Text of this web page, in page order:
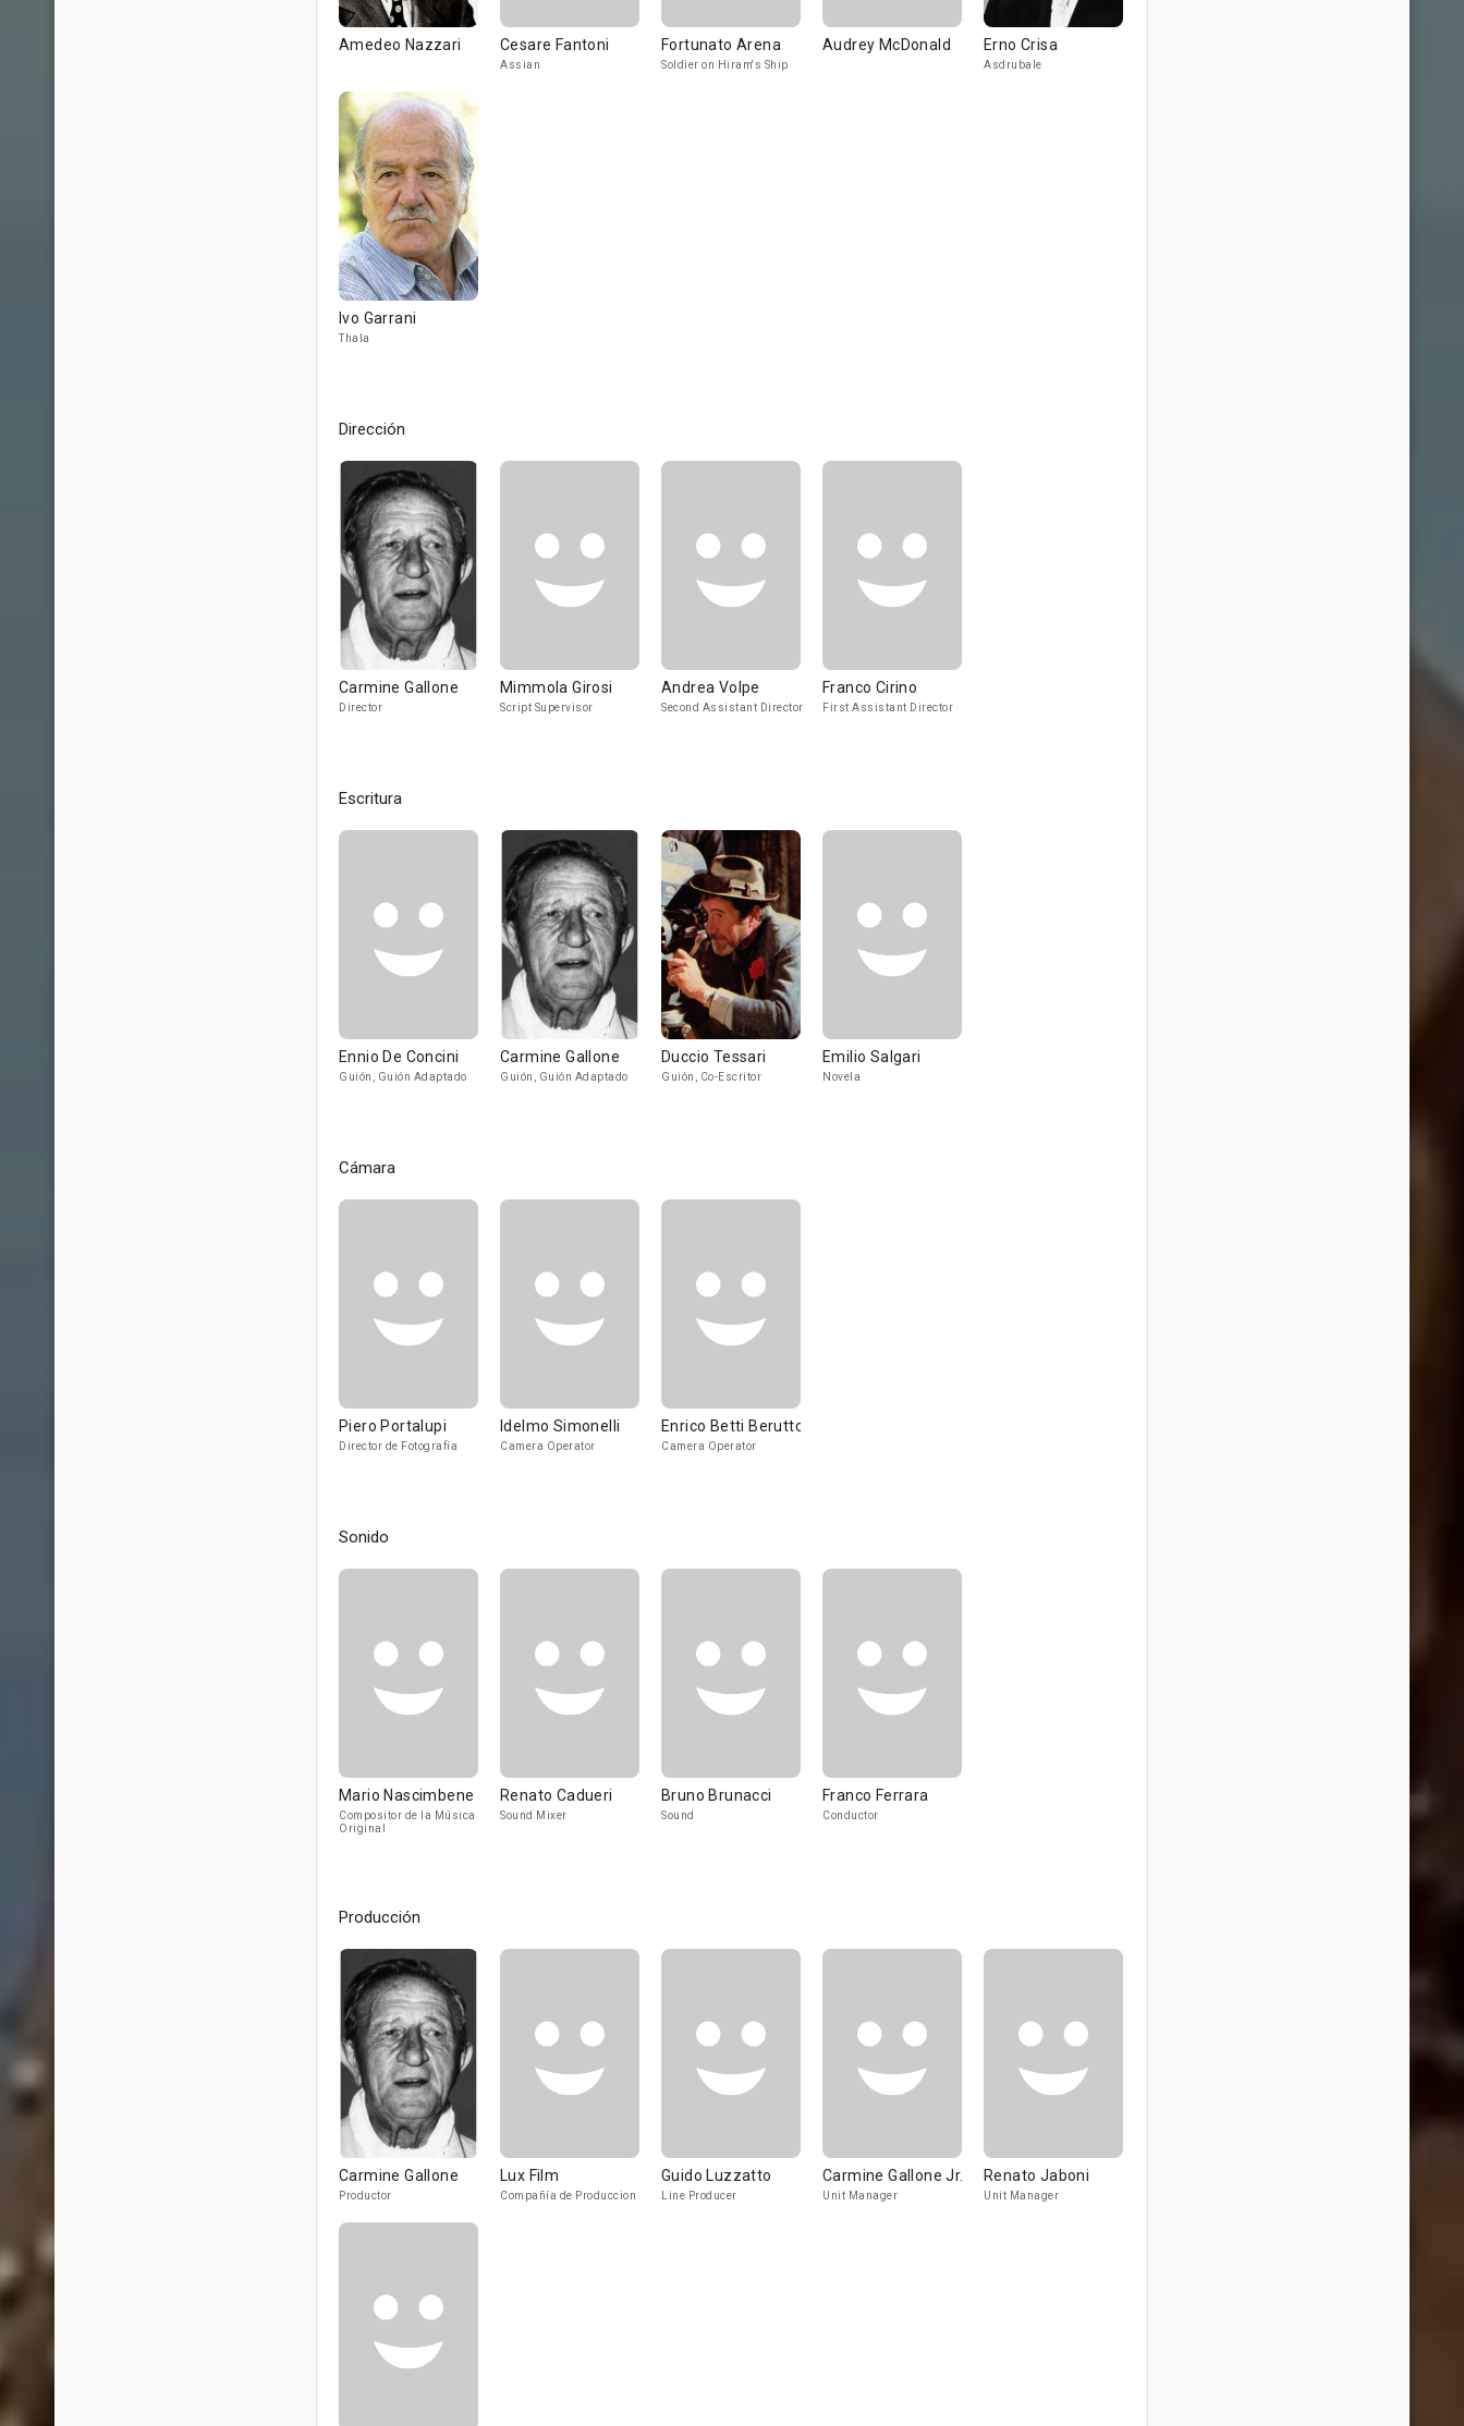
Amedeo Nazzari Cesare Fantoni
Assian
Fortunato Arena
Soldier on Hiram's Ship
Audrey McDonald Erno Crisa
Asdrubale
Ivo Garrani
Thala
Dirección
Carmine Gallone
Director
Mimmola Girosi
Script Supervisor
Andrea Volpe
Second Assistant Director
Franco Cirino
First Assistant Director
Escritura
Ennio De Concini
Guión, Guión Adaptado
Carmine Gallone
Guión, Guión Adaptado
Duccio Tessari
Guión, Co-Escritor
Emilio Salgari
Novela
Cámara
Piero Portalupi
Director de Fotografía
Idelmo Simonelli
Camera Operator
Enrico Betti Berutto
Camera Operator
Sonido
Mario Nascimbene
Compositor de la Música
Original
Renato Cadueri
Sound Mixer
Bruno Brunacci
Sound
Franco Ferrara
Conductor
Producción
Carmine Gallone
Productor
Lux Film
Compañía de Produccion
Guido Luzzatto
Line Producer
Carmine Gallone Jr.
Unit Manager
Renato Jaboni
Unit Manager